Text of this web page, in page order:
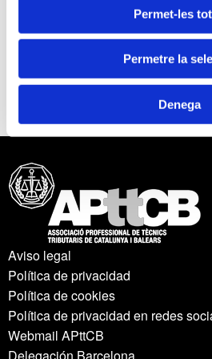
Permet-les
Permetre la
Denega
3. Les noves formes de
4. Comentaris d'algunes
recents en matèria social.
Aviso legal
Política de privacidad
Política de cookies
Política de privacidad en redes
Webmail APttCB